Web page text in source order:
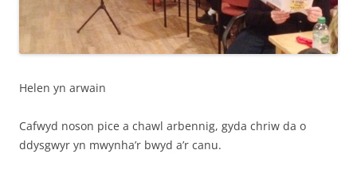
Helen yn arwain
Cafwyd noson pice a chawl arbennig, gyda chriw da o
ddysgwyr yn mwynha’r bwyd a’r canu.